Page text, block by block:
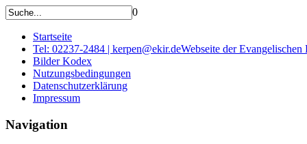
0
Startseite
Tel: 02237-2484 | kerpen@ekir.deWebseite der
Bilder Kodex
Nutzungsbedingungen
Datenschutzerklärung
Impressum
Navigation